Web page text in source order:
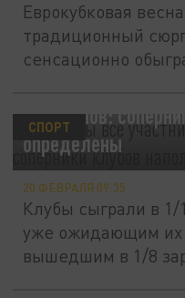
Еврокубковая
традиционный
сенсационно
чемпионов:
определены
СПОРТ
20 ФЕВРАЛЯ 09:35
Клубы сыграли в
уже ожидающим их
вышедшим в 1/8